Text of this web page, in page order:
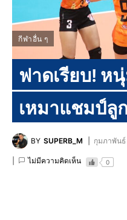
กีฬาอื่น ๆ
ฟาดเรียบ! ห
เหมาแชมป์ลู
BY SUPERB_M กุมภาพันธ์
ไม่มีความคิดเห็น 0